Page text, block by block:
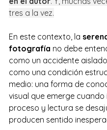
tres a la vez.
En este contexto, la
fotografía no debe
como un accidente
como una condición
medio: una forma de
visual que emerge cuando
proceso y lectura se
producen sentido